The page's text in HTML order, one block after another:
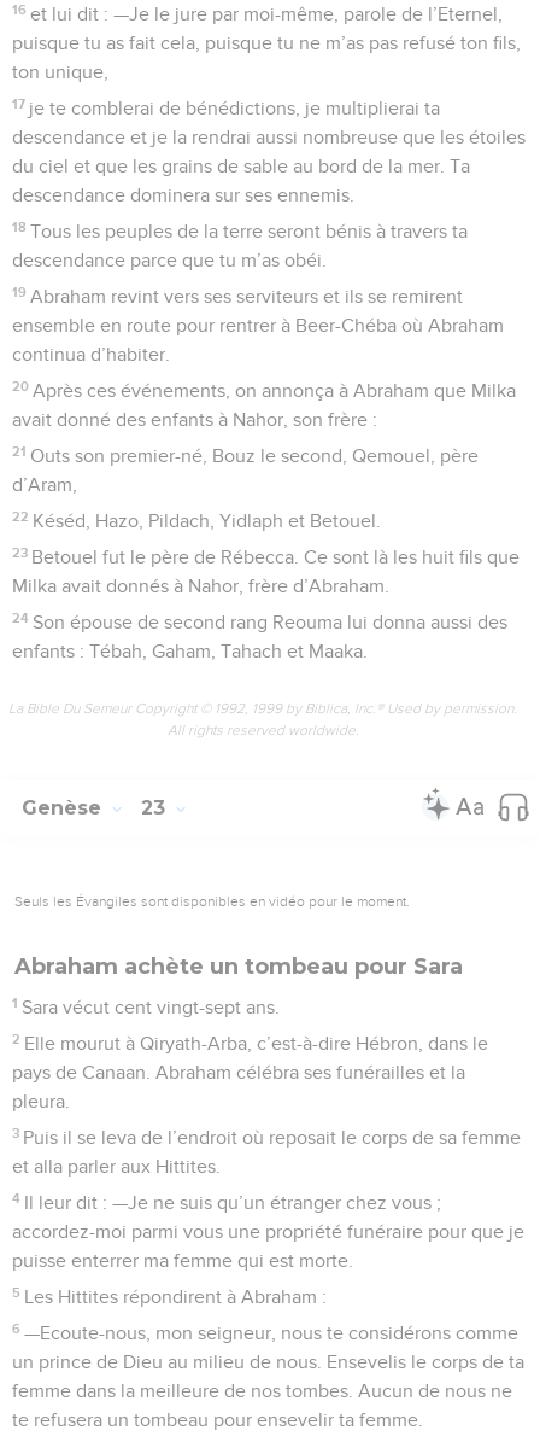
16 et lui dit : —Je le jure par moi-même, parole de l’Eternel,
puisque tu as fait cela, puisque tu ne m’as pas refusé ton fils,
ton unique,
17 je te comblerai de bénédictions, je multiplierai ta
descendance et je la rendrai aussi nombreuse que les étoiles
du ciel et que les grains de sable au bord de la mer. Ta
descendance dominera sur ses ennemis.
18 Tous les peuples de la terre seront bénis à travers ta
descendance parce que tu m’as obéi.
19 Abraham revint vers ses serviteurs et ils se remirent
ensemble en route pour rentrer à Beer-Chéba où Abraham
continua d’habiter.
20 Après ces événements, on annonça à Abraham que Milka
avait donné des enfants à Nahor, son frère :
21 Outs son premier-né, Bouz le second, Qemouel, père
d’Aram,
22 Késéd, Hazo, Pildach, Yidlaph et Betouel.
23 Betouel fut le père de Rébecca. Ce sont là les huit fils que
Milka avait donnés à Nahor, frère d’Abraham.
24 Son épouse de second rang Reouma lui donna aussi des
enfants : Tébah, Gaham, Tahach et Maaka.
La Bible Du Semeur Copyright © 1992, 1999 by Biblica, Inc.® Used by permission.
All rights reserved worldwide.
Genèse 23
Seuls les Évangiles sont disponibles en vidéo pour le moment.
Abraham achète un tombeau pour Sara
1 Sara vécut cent vingt-sept ans.
2 Elle mourut à Qiryath-Arba, c’est-à-dire Hébron, dans le
pays de Canaan. Abraham célébra ses funérailles et la
pleura.
3 Puis il se leva de l’endroit où reposait le corps de sa femme
et alla parler aux Hittites.
4 Il leur dit : —Je ne suis qu’un étranger chez vous ;
accordez-moi parmi vous une propriété funéraire pour que je
puisse enterrer ma femme qui est morte.
5 Les Hittites répondirent à Abraham :
6 —Ecoute-nous, mon seigneur, nous te considérons comme
un prince de Dieu au milieu de nous. Ensevelis le corps de ta
femme dans la meilleure de nos tombes. Aucun de nous ne
te refusera un tombeau pour ensevelir ta femme.